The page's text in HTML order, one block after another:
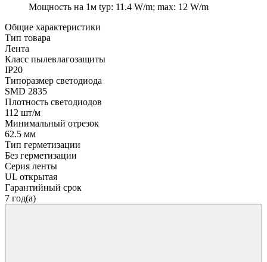
Мощность на 1м typ: 11.4 W/m; max: 12 W/m
Общие характеристики
Тип товара
Лента
Класс пылевлагозащиты
IP20
Типоразмер светодиода
SMD 2835
Плотность светодиодов
112 шт/м
Минимальный отрезок
62.5 мм
Тип герметизации
Без герметизации
Серия ленты
UL открытая
Гарантийный срок
7 год(а)